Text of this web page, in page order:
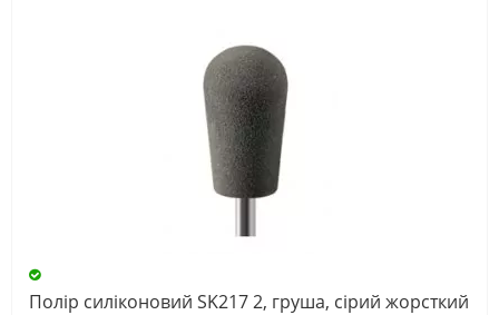
Полір силіконовий SK217 2, груша, сірий жорсткий